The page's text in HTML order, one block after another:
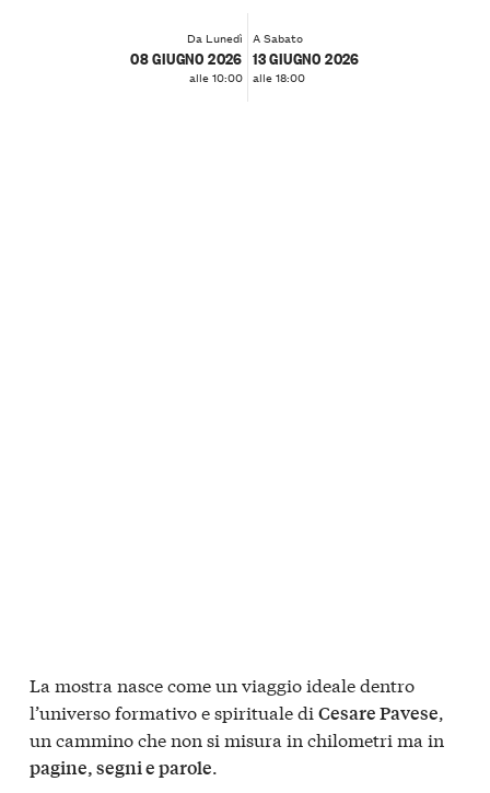
Da Lunedì
08 GIUGNO 2026
alle 10:00
A Sabato
13 GIUGNO 2026
alle 18:00
La mostra nasce come un viaggio ideale dentro
l’universo formativo e spirituale di Cesare Pavese,
un cammino che non si misura in chilometri ma in
pagine, segni e parole.